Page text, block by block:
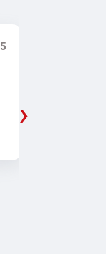
5
›